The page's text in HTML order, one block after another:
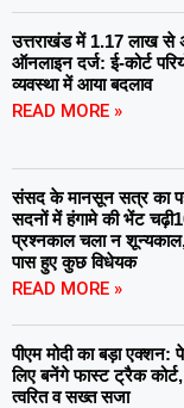
उत्तराखंड में 1.17 लाख से
ऑनलाइन दर्ज: ई-कोर्ट
व्यवस्था में आया बदलाव
READ MORE »
संसद के मानसून सत्र का
सदनों में हंगामे की भेंट
प्रश्नकाल चला न शून्यकाल,
पास हुए कुछ विधेयक
READ MORE »
पीएम मोदी का बड़ा एक्शन:
लिए बनेंगे फास्ट ट्रैक कोर्ट,
त्वरित व सख्त सजा